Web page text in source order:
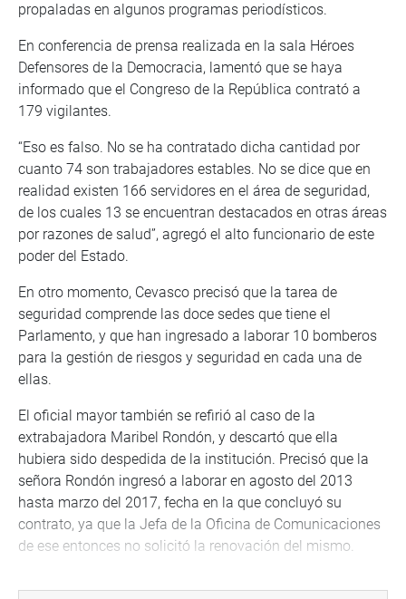
propaladas en algunos programas periodísticos.
En conferencia de prensa realizada en la sala Héroes
Defensores de la Democracia, lamentó que se haya
informado que el Congreso de la República contrató a
179 vigilantes.
“Eso es falso. No se ha contratado dicha cantidad por
cuanto 74 son trabajadores estables. No se dice que en
realidad existen 166 servidores en el área de seguridad,
de los cuales 13 se encuentran destacados en otras áreas
por razones de salud”, agregó el alto funcionario de este
poder del Estado.
En otro momento, Cevasco precisó que la tarea de
seguridad comprende las doce sedes que tiene el
Parlamento, y que han ingresado a laborar 10 bomberos
para la gestión de riesgos y seguridad en cada una de
ellas.
El oficial mayor también se refirió al caso de la
extrabajadora Maribel Rondón, y descartó que ella
hubiera sido despedida de la institución. Precisó que la
señora Rondón ingresó a laborar en agosto del 2013
hasta marzo del 2017, fecha en la que concluyó su
contrato, ya que la Jefa de la Oficina de Comunicaciones
de ese entonces no solicitó la renovación del mismo.